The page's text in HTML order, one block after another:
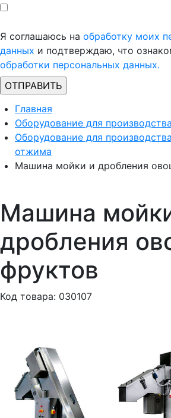
Я соглашаюсь на обработку моих
данных и подтверждаю, что
обработки персональных данных.
Главная
Оборудование для
Оборудование для
отжима
Машина мойки и дробления
Машина
дробления
фруктов
Код товара: 030107